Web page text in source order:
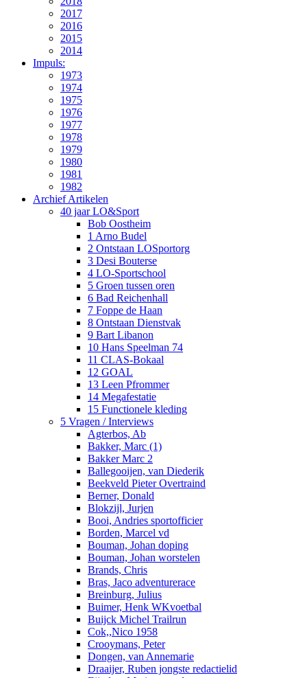
2017
2016
2015
2014
Impuls:
1973
1974
1975
1976
1977
1978
1979
1980
1981
1982
Archief Artikelen
40 jaar LO&Sport
Bob Oostheim
1 Arno Budel
2 Ontstaan LOSportorg
3 Desi Bouterse
4 LO-Sportschool
5 Groen tussen oren
6 Bad Reichenhall
7 Foppe de Haan
8 Ontstaan Dienstvak
9 Bart Libanon
10 Hans Speelman 74
11 CLAS-Bokaal
12 GOAL
13 Leen Pfrommer
14 Megafestatie
15 Functionele kleding
5 Vragen / Interviews
Agterbos, Ab
Bakker, Marc (1)
Bakker Marc 2
Ballegooijen, van Diederik
Beekveld Pieter Overtraind
Berner, Donald
Blokzijl, Jurjen
Booi, Andries sportofficier
Borden, Marcel vd
Bouman, Johan doping
Bouman, Johan worstelen
Brands, Chris
Bras, Jaco adventurerace
Breinburg, Julius
Buimer, Henk WKvoetbal
Buijck Michel Trailrun
Cok,,Nico 1958
Crooymans, Peter
Dongen, van Annemarie
Draaijer, Ruben jongste redactielid